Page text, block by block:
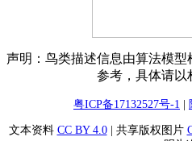
声明：鸟类描述信息由算法模
参考，具体请以
粤ICP备17132527号-1
文本资料 CC BY 4.0| 共享版权图片